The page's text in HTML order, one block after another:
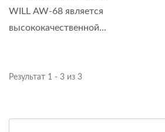
WILL AW-68 является
высококачественной...
Результат 1 - 3 из 3